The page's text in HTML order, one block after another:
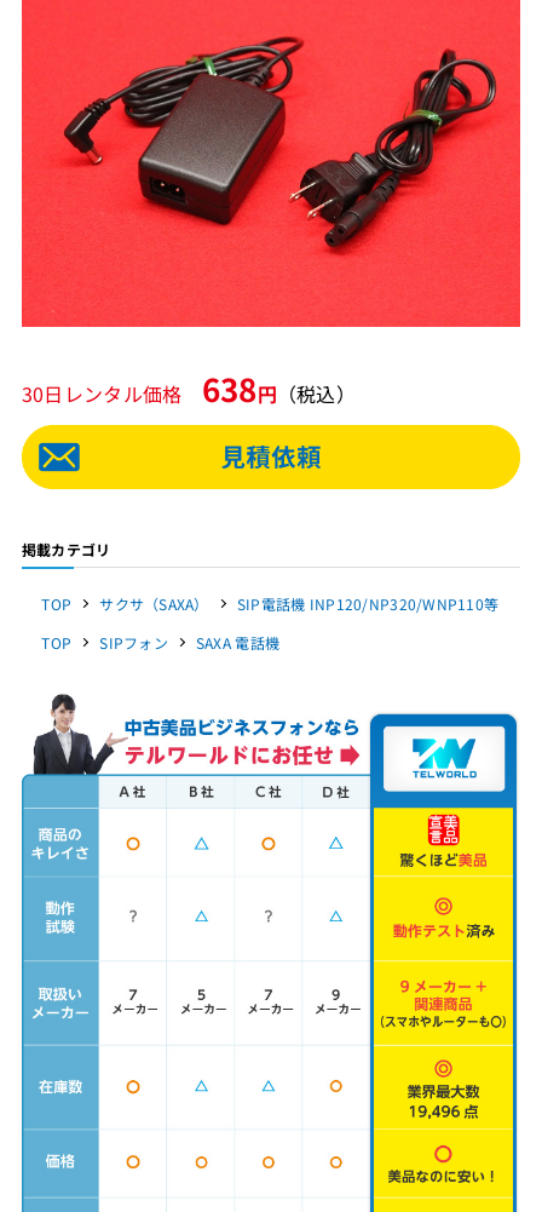
30日レンタル価格 638円 （税込）
掲載カテゴリ
TOP サクサ（SAXA）
SIP電話機 INP120/NP320/WNP110等
TOP
SIPフォン SAXA 電話機